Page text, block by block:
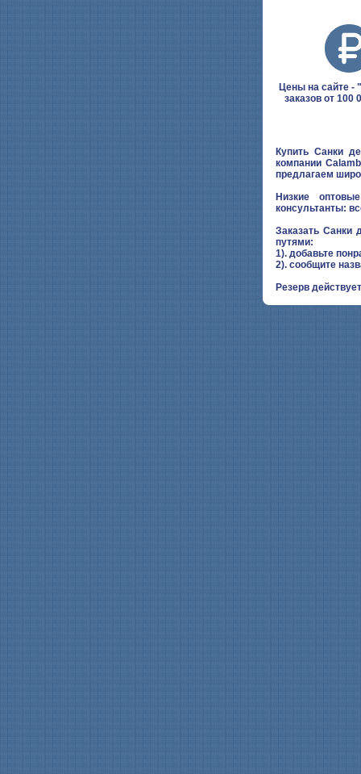
Цены на сайте -
заказов от 100
Купить Санки
компании
предлагаем
Низкие
консультанты:
Заказать
путями:
1). добавьте
2). сообщите
Резерв